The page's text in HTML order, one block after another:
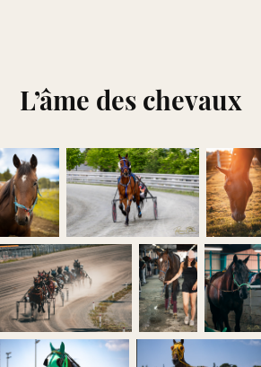
L’âme des chevaux